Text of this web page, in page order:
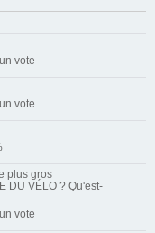
vote
vote
plus gros
? Qu'est-
vote